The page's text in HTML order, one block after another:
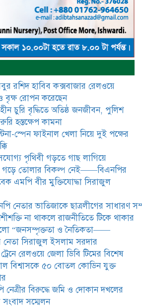
​​অবৈধ অর্থ বা পেশীশক্তি না থাকলে
রাজনীতিতে টিকে থাকার একমাত্র উপায়
হলো “জনসম্পৃক্ততা ও নৈতিকতা——
বিএনপির কেন্দ্রিয় নেতা সিরাজুল ইসলাম
সরদার
মধুমতি এক্সপ্রেস ট্রেনে রেলওয়ে জেলা
বিশ্বাসকে ৫০ বোতল কোডিন যুক্ত
সিরাপসহ গ্রেফতার
ঈশ্বরদীতে বিএনপি নেত্রীর বিরুদ্ধে জমি ও
দোকান দখলের চেষ্টার অভিযোগে সংবাদ
সম্মেলন
যে ঐক্যের মাধ্যমে ১৯৯১ সালে
বিএনপির সকলস্তরের নেতাকর্মীরা ভঙ্গুর
দলকে প্রতিষ্ঠা এবং নির্বাচন করে
স্বৈরাচারী শেখ হাসিনাকে অপসারণ
কেন্দ্রিয় নির্বাহী কমিটির নেতা,
সিরাজুল ইসলাম সরদার
আদালত থেকে দেওয়া রিসিভার
নিয়োগের আদেশ অমান্য করে ঈশ্বরদীর
রঞ্জু সরদারের ১০ লাখ টাকার লিচু ও
আম লুট ,জীবননাশের হুমকি ,পুলিশের
নীরব ভ’মিকায় প্রধানমন্ত্রীর জরুরি
রশিদ হাবিব কক্সবাজার রেলওয়ে
বৃক্ষ রোপন করেছেন
চুরি বৃদ্ধিতে অতিষ্ঠ জনজীবন, পুলিশ
হস্তক্ষেপ কামনা
স্পেন ফাইনাল খেলা নিয়ে দুই পক্ষের
পৃথিবী গড়তে গাছ লাগিয়ে
গড়ে তোলার বিকল্প নেই——বিএনপির
এমপি বীর মুক্তিযোদ্ধা সিরাজুল
নেতার ভাতিজাকে ছাত্রলীগের সাধারণ
না থাকলে রাজনীতিতে টিকে থাকার
“জনসম্পৃক্ততা ও নৈতিকতা——
নেতা সিরাজুল ইসলাম সরদার
রেলওয়ে জেলা ডিবি টিমের বিশেষ
বিশ্বাসকে ৫০ বোতল কোডিন যুক্ত
নেত্রীর বিরুদ্ধে জমি ও দোকান দখলের
সংবাদ সম্মেলন